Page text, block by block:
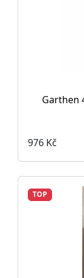
Garthen
976 Kč
TOP